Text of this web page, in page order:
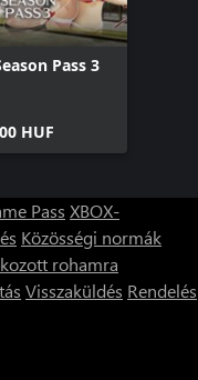
Pass 3
HUF
Pass XBOX-
Közösségi normák
rohamra
Visszaküldés Rendelés